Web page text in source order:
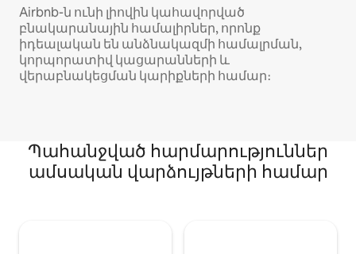
Airbnb-ն ունի լիովին կահավորված
բնակարանային համալիրներ, որոնք
իդեալական են անձնակազմի համալրման,
կորպորատիվ կացարանների և
վերաբնակեցման կարիքների համար։
Պահանջված հարմարություններ
ամսական վարձույթների համար